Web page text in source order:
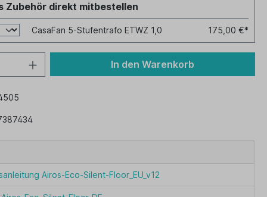
Zubehör direkt mitbestellen
CasaFan 5-Stufentrafo ETWZ 1,0 175,00 €*
In den Warenkorb
Airos-Eco-Silent-Floor_EU_v12